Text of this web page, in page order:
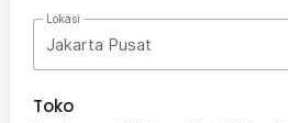
Lokasi
Jakarta Pusat
Toko